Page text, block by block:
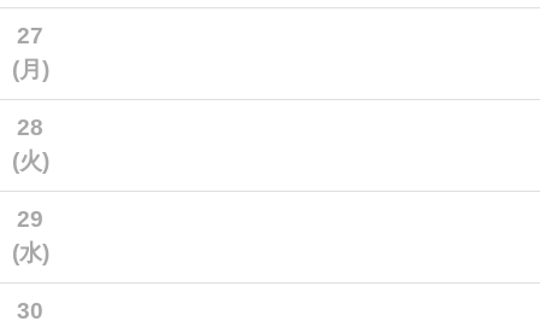
27
(月)
28
(火)
29
(水)
30